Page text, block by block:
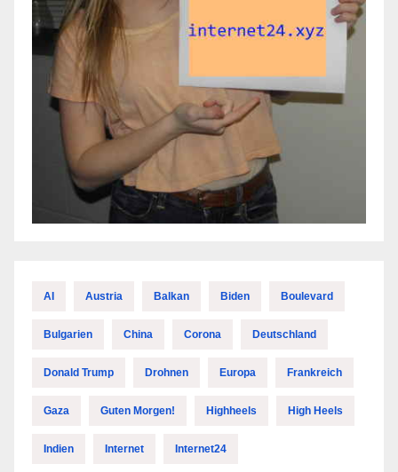
AI Austria Balkan Biden Boulevard
Bulgarien China Corona Deutschland
Donald Trump Drohnen Europa Frankreich
Gaza Guten Morgen! Highheels High Heels
Indien Internet Internet24